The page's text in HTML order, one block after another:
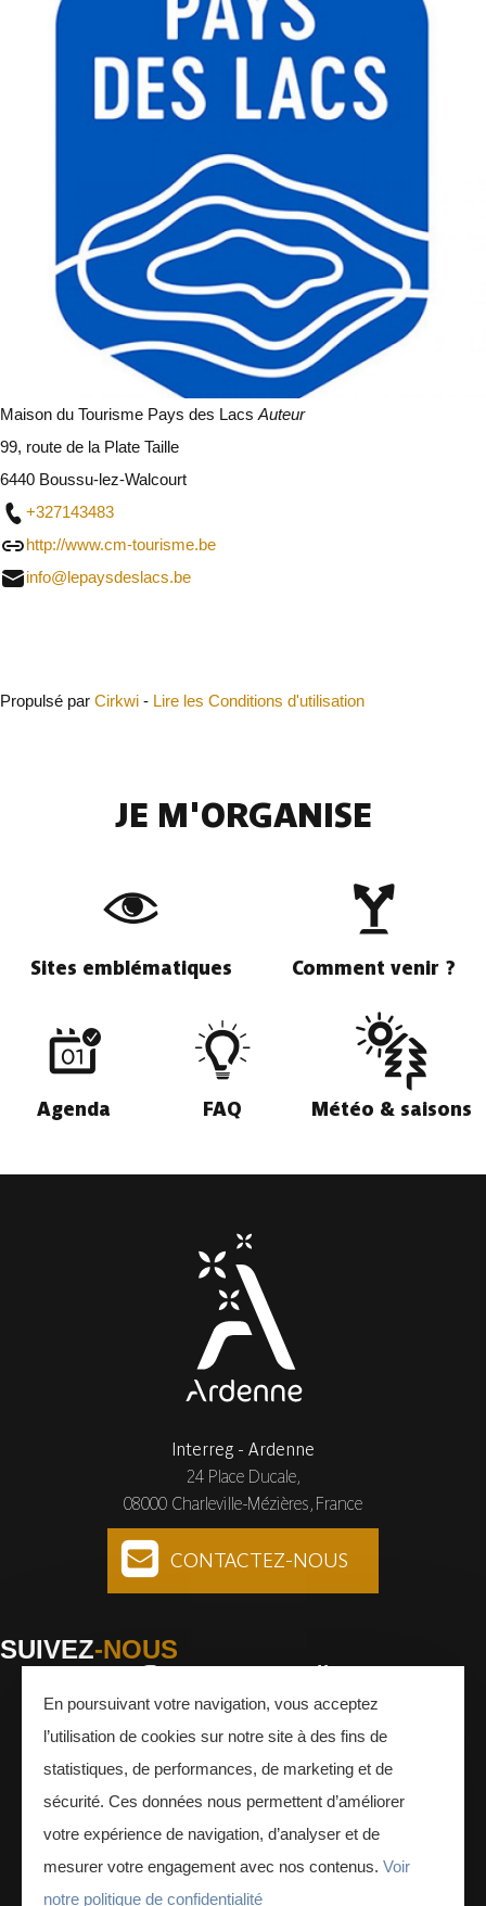
Maison du Tourisme Pays des Lacs Auteur
99, route de la Plate Taille
6440 Boussu-lez-Walcourt
+327143483
http://www.cm-tourisme.be
info@lepaysdeslacs.be
Propulsé par Cirkwi - Lire les Conditions d'utilisation
JE M'ORGANISE
Sites emblématiques Comment venir ?
Agenda FAQ Météo & saisons
Interreg - Ardenne
24 Place Ducale,
08000 Charleville-Mézières, France
CONTACTEZ-NOUS
SUIVEZ-NOUS
Facebook Instagram Youtube
En poursuivant votre navigation, vous acceptez
l’utilisation de cookies sur notre site à des fins de
statistiques, de performances, de marketing et de
sécurité. Ces données nous permettent d’améliorer
votre expérience de navigation, d’analyser et de
mesurer votre engagement avec nos contenus. Voir
notre politique de confidentialité